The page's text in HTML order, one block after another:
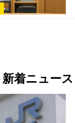
新着ニュース